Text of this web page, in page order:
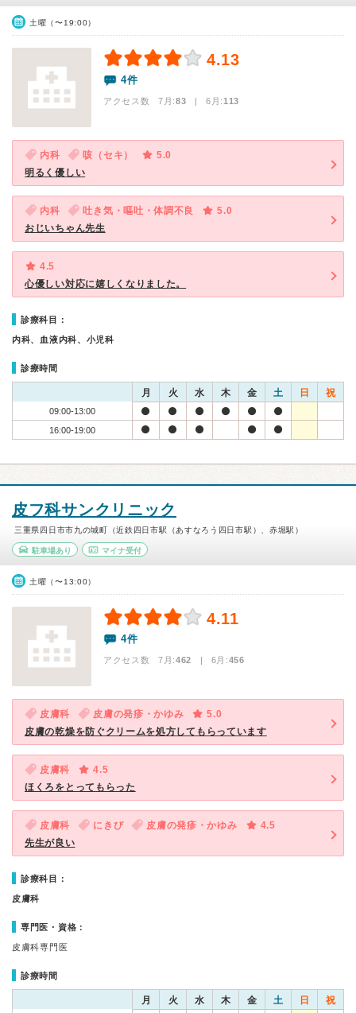
土曜（〜19:00）
4.13
4件
アクセス数 7月:83 | 6月:113
内科 咳（セキ）
5.0
明るく優しい
内科 吐き気・嘔吐・体調不良
5.0
おじいちゃん先生
4.5
心優しい対応に嬉しくなりました。
診療科目：
内科、血液内科、小児科
診療時間
月 火 水 木 金 土 日 祝
09:00-13:00
16:00-19:00
皮フ科サンクリニック
三重県四日市市九の城町（近鉄四日市駅（あすなろう四日市駅）、赤堀駅）
駐車場あり マイナ受付
土曜（〜13:00）
4.11
4件
アクセス数 7月:462 | 6月:456
皮膚科 皮膚の発疹・かゆみ
5.0
皮膚の乾燥を防ぐクリームを処方してもらっています
皮膚科
4.5
ほくろをとってもらった
皮膚科 にきび 皮膚の発疹・かゆみ
4.5
先生が良い
診療科目：
皮膚科
専門医・資格：
皮膚科専門医
診療時間
月 火 水 木 金 土 日 祝